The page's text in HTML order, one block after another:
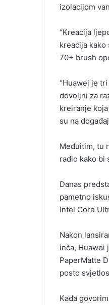
izolacijom
“Kreacija
kreacija kako
70+ brush
“Huawei je
dovoljni za
kreiranje
su na
Međuitim, tu
radio kako bi
Danas
pametno
Intel Core
Nakon
inča, Huawei
PaperMatte
posto
Kada